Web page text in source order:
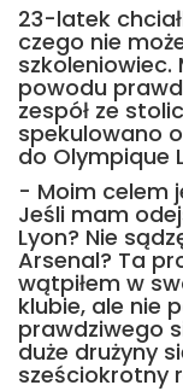
23-latek
czego nie
szkoleniowiec.
powodu
zespół ze
spekulowano
do Olympique
- Moim celem
Jeśli mam
Lyon? Nie
Arsenal? Ta
wątpiłem w
klubie, ale nie
prawdziwego
duże drużyny
sześciokrotny